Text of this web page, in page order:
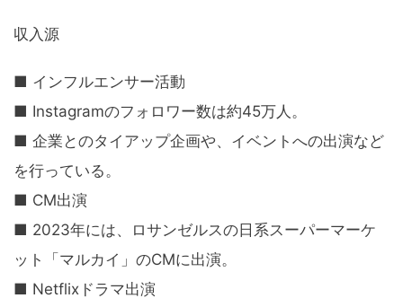
収入源
■ インフルエンサー活動
■ Instagramのフォロワー数は約45万人。
■ 企業とのタイアップ企画や、イベントへの出演など
を行っている。
■ CM出演
■ 2023年には、ロサンゼルスの日系スーパーマーケ
ット「マルカイ」のCMに出演。
■ Netflixドラマ出演